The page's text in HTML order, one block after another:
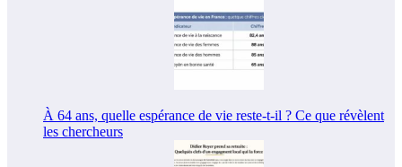
À 64 ans, quelle espérance de vie reste-t-il ? Ce que révèlent
les chercheurs